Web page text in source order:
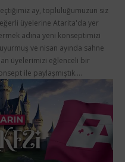
ay, topluluğumuzun siz
üyelerine Atarita'da yer
adına yeni konseptimizi
ve nisan ayında sahne
üyelerimizi eğlenceli bir
ile paylaşmıştık....